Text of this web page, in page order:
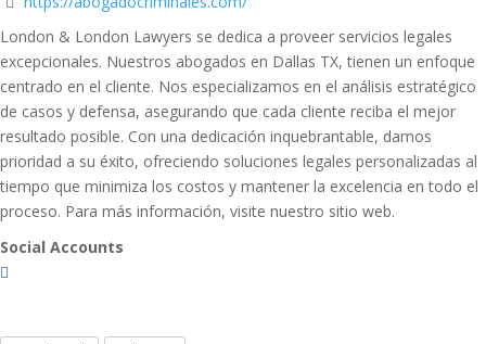
London & London Lawyers se dedica a proveer servicios legales
excepcionales. Nuestros abogados en Dallas TX, tienen un enfoque
centrado en el cliente. Nos especializamos en el análisis estratégico
de casos y defensa, asegurando que cada cliente reciba el mejor
resultado posible. Con una dedicación inquebrantable, damos
prioridad a su éxito, ofreciendo soluciones legales personalizadas al
tiempo que minimiza los costos y mantener la excelencia en todo el
proceso. Para más información, visite nuestro sitio web.
Social Accounts